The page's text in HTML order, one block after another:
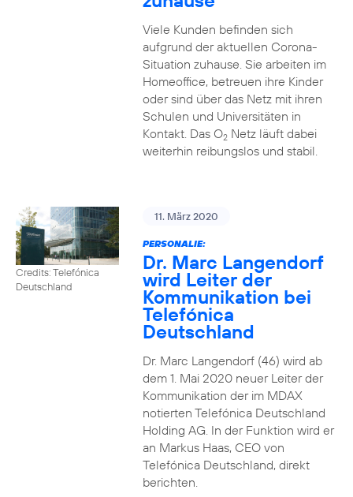
Viele Kunden befinden sich
aufgrund der aktuellen Corona-
Situation zuhause. Sie arbeiten im
Homeoffice, betreuen ihre Kinder
oder sind über das Netz mit ihren
Schulen und Universitäten in
Kontakt. Das O2Netz läuft dabei
weiterhin reibungslos und stabil.
Credits: Telefónica
Deutschland
11. März 2020
PERSONALIE:
Dr. Marc Langendorf
wird Leiter der
Kommunikation bei
Telefónica
Deutschland
Dr. Marc Langendorf (46) wird ab
dem 1. Mai 2020 neuer Leiter der
Kommunikation der im MDAX
notierten Telefónica Deutschland
Holding AG. In der Funktion wird er
an Markus Haas, CEO von
Telefónica Deutschland, direkt
berichten.